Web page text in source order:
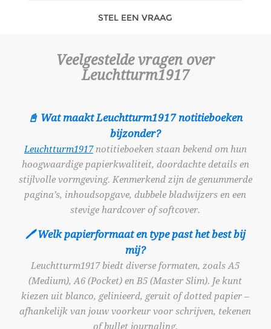
STEL EEN VRAAG
Veelgestelde vragen over
Leuchtturm1917
📓 Wat maakt Leuchtturm1917 notitieboeken
bijzonder?
Leuchtturm1917notitieboeken staan bekend om hun
hoogwaardige papierkwaliteit, doordachte details en
stijlvolle vormgeving. Kenmerkend zijn de genummerde
pagina’s, inhoudsopgave, dubbele bladwijzers en een
stevige hardcover of softcover.
🖊️ Welk papierformaat en type past het best bij
mij?
Leuchtturm1917 biedt diverse formaten, zoals A5
(Medium), A6 (Pocket) en B5 (Master Slim). Je kunt
kiezen uit blanco, gelinieerd, geruit of dotted papier –
afhankelijk van jouw voorkeur voor schrijven, tekenen
of bullet journaling.